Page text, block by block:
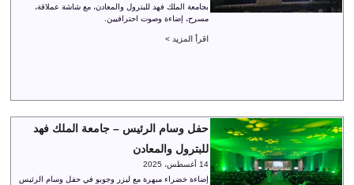
بجامعة الملك فهد للبترول والمعادن، مع شاشة عملاقة،
مسرح، إضاءة وصوت احترافيين.
اقرأ المزيد >
حفل وسام الرئيس – جامعة الملك فهد
للبترول والمعادن
14 أغسطس، 2025
إضاءة خضراء مبهرة مع ليزر وجوبو في حفل وسام الرئيس